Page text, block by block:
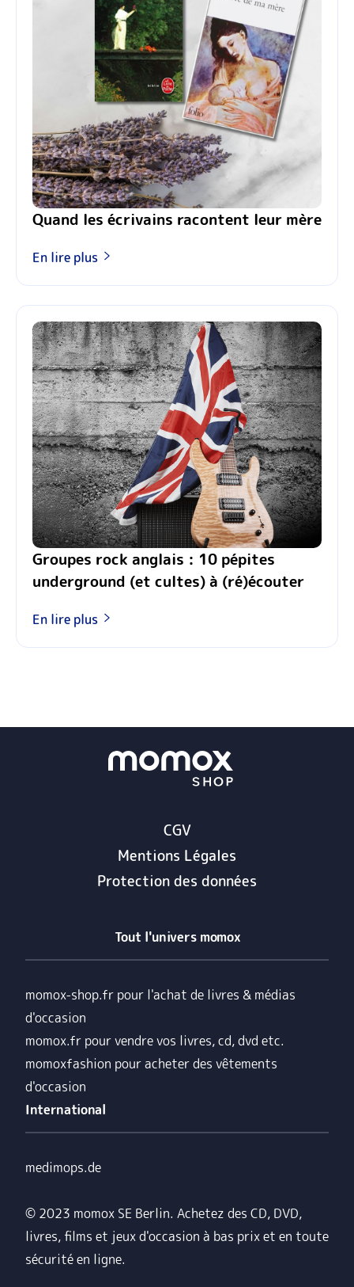
Quand les écrivains racontent leur mère
En lire plus
Groupes rock anglais : 10 pépites
underground (et cultes) à (ré)écouter
En lire plus
CGV
Mentions Légales
Protection des données
Tout l'univers momox
momox-shop.fr pour l'achat de livres & médias
d'occasion
momox.fr pour vendre vos livres, cd, dvd etc.
momoxfashion pour acheter des vêtements
d'occasion
International
medimops.de
© 2023 momox SE Berlin. Achetez des CD, DVD,
livres, films et jeux d'occasion à bas prix et en toute
sécurité en ligne.